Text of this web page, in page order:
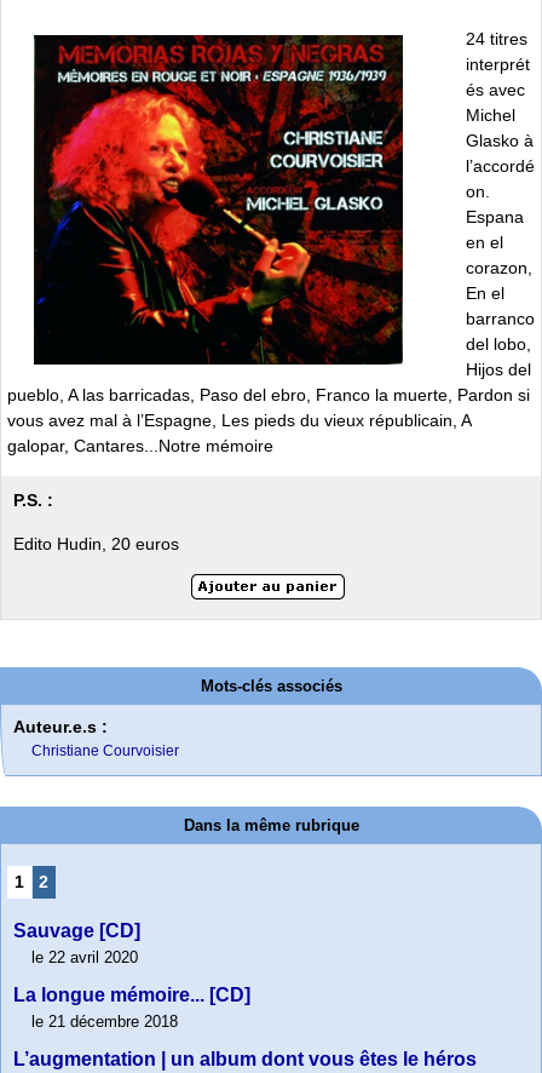
24 titres
interprét
és avec
Michel
Glasko à
l’accordé
on.
Espana
en el
corazon,
En el
barranco
del lobo,
Hijos del
pueblo, A las barricadas, Paso del ebro, Franco la muerte, Pardon si
vous avez mal à l’Espagne, Les pieds du vieux républicain, A
galopar, Cantares...Notre mémoire
P.S. :
Edito Hudin, 20 euros
Mots-clés associés
Auteur.e.s :
Christiane Courvoisier
Dans la même rubrique
1 2
Sauvage [CD]
le 22 avril 2020
La longue mémoire... [CD]
le 21 décembre 2018
L’augmentation | un album dont vous êtes le héros